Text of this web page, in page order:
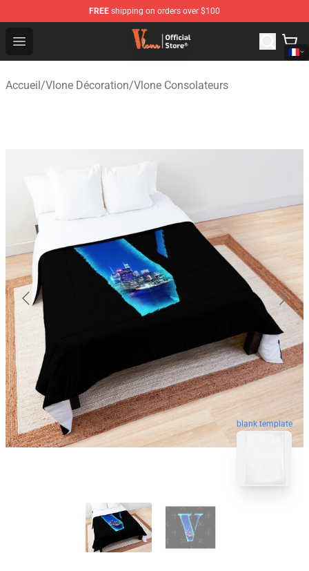
FREE shipping on orders over $100
Open menu
Vlone Shop - Official Vlone Merchandise Store
Accueil/Vlone Décoration/Vlone Consolateurs
blank template